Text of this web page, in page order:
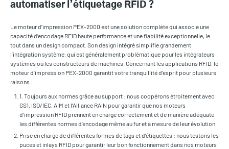
automatiser l’étiquetage RFID ?
Le moteur d’impression PEX-2000 est une solution complète qui associe une
capacité d’encodage RFID haute performance et une fiabilité exceptionnelle, le
tout dans un design compact. Son design intégré simplifie grandement
l’intégration système, qui est généralement problématique pour les intégrateurs
systèmes ou les constructeurs de machines. Concernant les applications RFID, le
moteur d’impression PEX-2000 garantit votre tranquillité d’esprit pour plusieurs
raisons :
1. Toujours aux normes grâce au support : nous coopérons étroitement avec
GS1, ISO/IEC, AIM et l’Alliance RAIN pour garantir que nos moteurs
d’impression RFID prennent en charge correctement et de manière adéquate
les différentes normes d’encodage même au fur et à mesure de leur évolution.
Prise en charge de différentes formes de tags et d’étiquettes : nous testons les
puces et inlays RFID pour garantir leur bon fonctionnement dans nos moteurs